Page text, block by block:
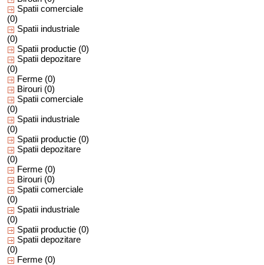
Spatii comerciale
(0)
Spatii industriale
(0)
Spatii productie (0)
Spatii depozitare
(0)
Ferme (0)
Birouri (0)
Spatii comerciale
(0)
Spatii industriale
(0)
Spatii productie (0)
Spatii depozitare
(0)
Ferme (0)
Birouri (0)
Spatii comerciale
(0)
Spatii industriale
(0)
Spatii productie (0)
Spatii depozitare
(0)
Ferme (0)